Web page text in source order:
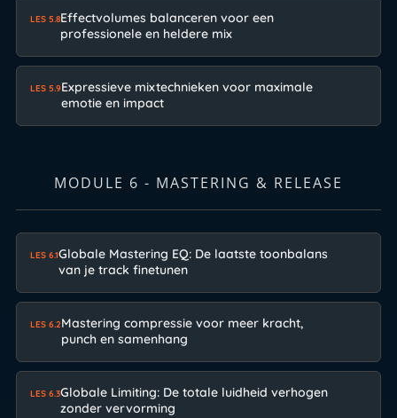
LES 5.8Effectvolumes balanceren voor een
professionele en heldere mix
LES 5.9Expressieve mixtechnieken voor maximale
emotie en impact
MODULE 6 - MASTERING & RELEASE
LES 6.1Globale Mastering EQ: De laatste toonbalans
van je track finetunen
LES 6.2Mastering compressie voor meer kracht,
punch en samenhang
LES 6.3Globale Limiting: De totale luidheid verhogen
zonder vervorming